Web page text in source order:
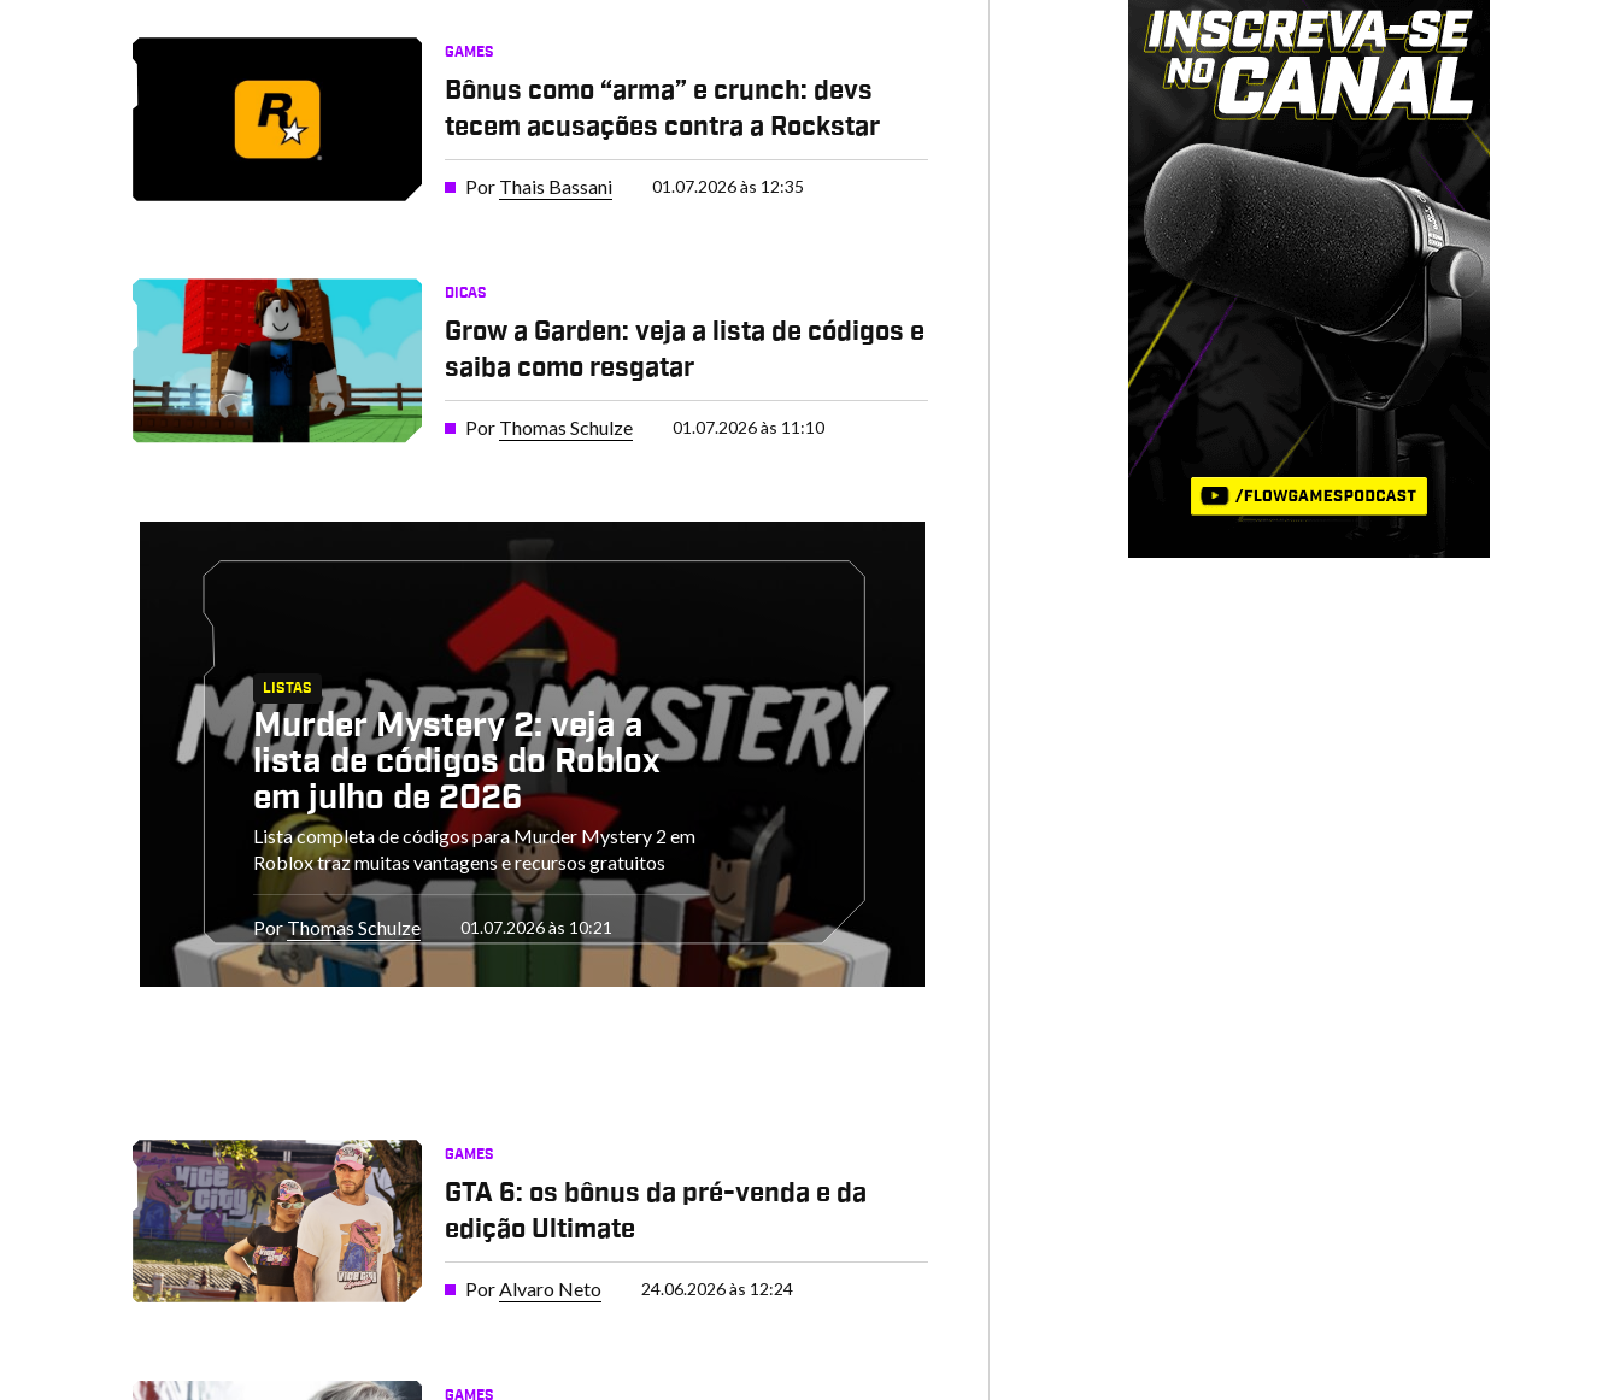
GAMES
Bônus como “arma” e crunch: devs
tecem acusações contra a Rockstar
Por Thais Bassani 01.07.2026 às 12:35
DICAS
Grow a Garden: veja a lista de códigos e
saiba como resgatar
Por Thomas Schulze 01.07.2026 às 11:10
LISTAS
Murder Mystery 2: veja a
lista de códigos do Roblox
em julho de 2026
Lista completa de códigos para Murder Mystery 2 em
Roblox traz muitas vantagens e recursos gratuitos
PorThomas Schulze 01.07.2026 às 10:21
GAMES
GTA 6: os bônus da pré-venda e da
edição Ultimate
PorAlvaro Neto 24.06.2026 às 12:24
GAMES